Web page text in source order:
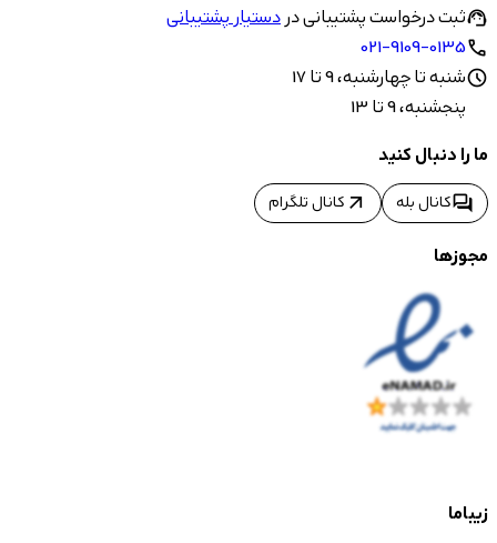
support_agentثبت درخواست پشتیبانی دردستیار پشتیبانی
call
021-9109-0135
scheduleشنبه تا چهارشنبه، 9 تا 17
پنجشنبه، 9 تا 13
ما را دنبال کنید
forumکانال بله arrow_outward کانال تلگرام
مجوزها
زیباما